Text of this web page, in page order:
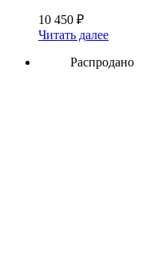
10 450 ₽
Читать далее
Распродано